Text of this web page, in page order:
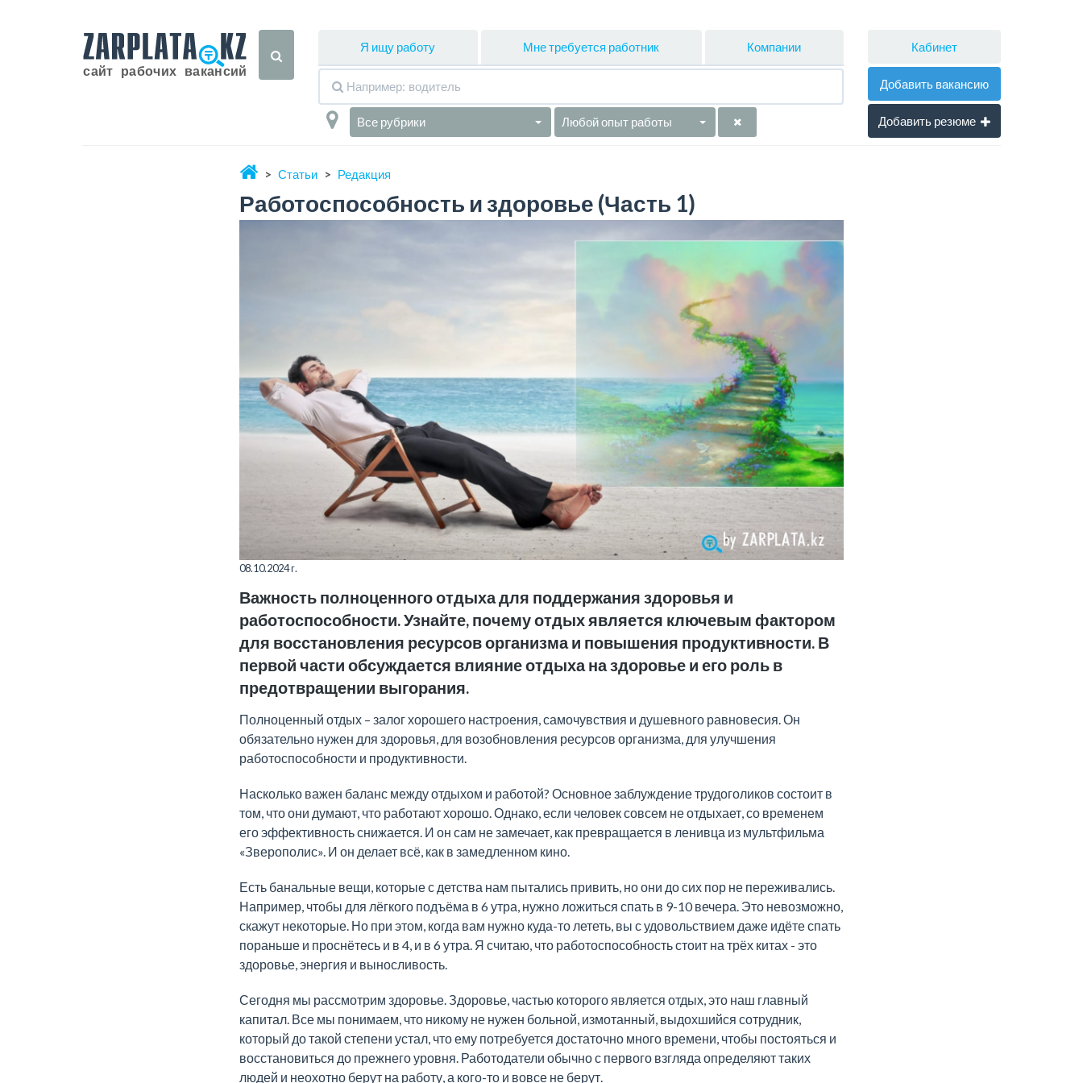
Я ищу работу Мне требуется работник Компании
Все рубрики Любой опыт работы
Кабинет
Добавить вакансию
Добавить резюме
Статьи Редакция
Работоспособность и здоровье (Часть 1)
08.10.2024 г.
Важность полноценного отдыха для поддержания здоровья и
работоспособности. Узнайте, почему отдых является ключевым фактором
для восстановления ресурсов организма и повышения продуктивности. В
первой части обсуждается влияние отдыха на здоровье и его роль в
предотвращении выгорания.
Полноценный отдых – залог хорошего настроения, самочувствия и душевного равновесия. Он
обязательно нужен для здоровья, для возобновления ресурсов организма, для улучшения
работоспособности и продуктивности.
Насколько важен баланс между отдыхом и работой? Основное заблуждение трудоголиков состоит в
том, что они думают, что работают хорошо. Однако, если человек совсем не отдыхает, со временем
его эффективность снижается. И он сам не замечает, как превращается в ленивца из мультфильма
«Зверополис». И он делает всё, как в замедленном кино.
Есть банальные вещи, которые с детства нам пытались привить, но они до сих пор не переживались.
Например, чтобы для лёгкого подъёма в 6 утра, нужно ложиться спать в 9-10 вечера. Это невозможно,
скажут некоторые. Но при этом, когда вам нужно куда-то лететь, вы с удовольствием даже идёте спать
пораньше и проснётесь и в 4, и в 6 утра. Я считаю, что работоспособность стоит на трёх китах - это
здоровье, энергия и выносливость.
Сегодня мы рассмотрим здоровье. Здоровье, частью которого является отдых, это наш главный
капитал. Все мы понимаем, что никому не нужен больной, измотанный, выдохшийся сотрудник,
который до такой степени устал, что ему потребуется достаточно много времени, чтобы постояться и
восстановиться до прежнего уровня. Работодатели обычно с первого взгляда определяют таких
людей и неохотно берут на работу, а кого-то и вовсе не берут.